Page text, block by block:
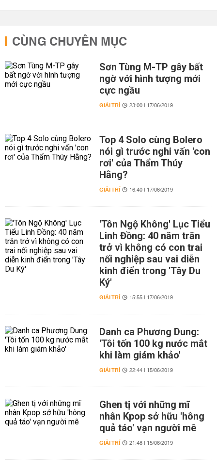
CÙNG CHUYÊN MỤC
Sơn Tùng M-TP gây bất
ngờ với hình tượng mới
cực ngầu
GIẢI TRÍ 23:00 | 17/06/2019
Top 4 Solo cùng Bolero
nói gì trước nghi vấn 'con
rơi' của Thẩm Thúy
Hằng?
GIẢI TRÍ 16:40 | 17/06/2019
'Tôn Ngộ Không' Lục Tiểu
Linh Đồng: 40 năm trăn
trở vì không có con trai
nối nghiệp sau vai diễn
kinh điển trong 'Tây Du
Ký'
GIẢI TRÍ 15:55 | 17/06/2019
Danh ca Phương Dung:
'Tôi tốn 100 kg nước mắt
khi làm giám khảo'
GIẢI TRÍ 22:44 | 15/06/2019
Ghen tị với những mĩ
nhân Kpop sở hữu 'hông
quả táo' vạn người mê
GIẢI TRÍ 21:48 | 15/06/2019